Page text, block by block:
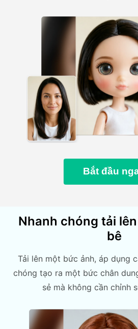
Bắt đầu
Nhanh chóng tải
bê
Tải lên một bức ảnh, áp dụng
chóng tạo ra một bức chân
sẻ mà không cần chỉnh